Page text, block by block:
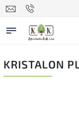
KRISTALON